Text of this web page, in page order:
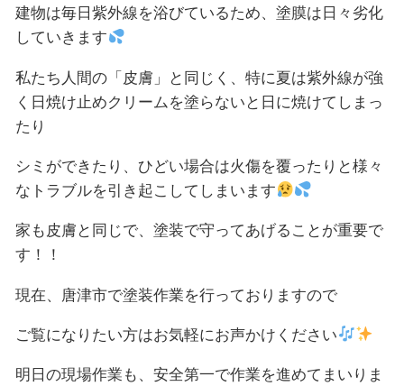
建物は毎日紫外線を浴びているため、塗膜は日々劣化
していきます
私たち人間の「皮膚」と同じく、特に夏は紫外線が強
く日焼け止めクリームを塗らないと日に焼けてしまっ
たり
シミができたり、ひどい場合は火傷を覆ったりと様々
なトラブルを引き起こしてしまいます
家も皮膚と同じで、塗装で守ってあげることが重要で
す！！
現在、唐津市で塗装作業を行っておりますので
ご覧になりたい方はお気軽にお声かけください
明日の現場作業も、安全第一で作業を進めてまいりま